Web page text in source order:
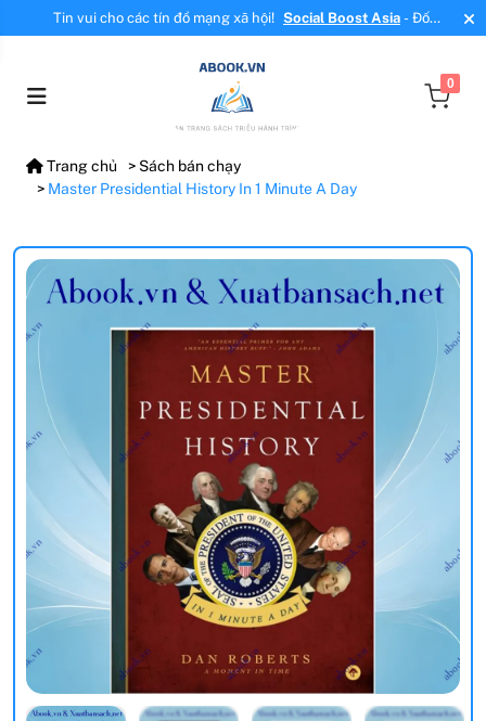
Tin vui cho các tín đồ mạng xã hội! Social Boost Asia- Đối
tác mới, cung cấp dịch vụ tăng tương tác, tăng follow uy tín!
0
Trang chủ
Sách bán chạy
Master Presidential History In 1 Minute A Day